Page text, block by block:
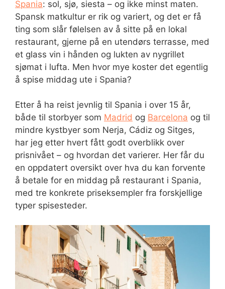
Spania: sol, sjø, siesta – og ikke minst maten.
Spansk matkultur er rik og variert, og det er få
ting som slår følelsen av å sitte på en lokal
restaurant, gjerne på en utendørs terrasse, med
et glass vin i hånden og lukten av nygrillet
sjømat i lufta. Men hvor mye koster det egentlig
å spise middag ute i Spania?
Etter å ha reist jevnlig til Spania i over 15 år,
både til storbyer som Madrid og Barcelona og til
mindre kystbyer som Nerja, Cádiz og Sitges,
har jeg etter hvert fått godt overblikk over
prisnivået – og hvordan det varierer. Her får du
en oppdatert oversikt over hva du kan forvente
å betale for en middag på restaurant i Spania,
med tre konkrete priseksempler fra forskjellige
typer spisesteder.